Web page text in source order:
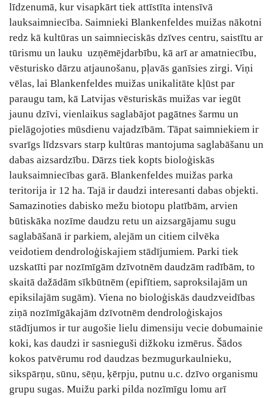
līdzenumā, kur visapkārt tiek attīstīta intensīvā
lauksaimniecība. Saimnieki Blankenfeldes muižas nākotni
redz kā kultūras un saimnieciskās dzīves centru, saistītu ar
tūrismu un lauku uzņēmējdarbību, kā arī ar amatniecību,
vēsturisko dārzu atjaunošanu, pļavās ganīsies zirgi. Viņi
vēlas, lai Blankenfeldes muižas unikalitāte kļūst par
paraugu tam, kā Latvijas vēsturiskās muižas var iegūt
jaunu dzīvi, vienlaikus saglabājot pagātnes šarmu un
pielāgojoties mūsdienu vajadzībām. Tāpat saimniekiem ir
svarīgs līdzsvars starp kultūras mantojuma saglabāšanu un
dabas aizsardzību. Dārzs tiek kopts bioloģiskās
lauksaimniecības garā. Blankenfeldes muižas parka
teritorija ir 12 ha. Tajā ir daudzi interesanti dabas objekti.
Samazinoties dabisko mežu biotopu platībām, arvien
būtiskāka nozīme daudzu retu un aizsargājamu sugu
saglabāšanā ir parkiem, alejām un citiem cilvēka
veidotiem dendroloģiskajiem stādījumiem. Parki tiek
uzskatīti par nozīmīgām dzīvotnēm daudzām radībām, to
skaitā dažādām sīkbūtnēm (epifītiem, saproksilajām un
epiksilajām sugām). Viena no bioloģiskās daudzveidības
ziņā nozīmīgākajām dzīvotnēm dendroloģiskajos
stādījumos ir tur augošie lielu dimensiju vecie dobumainie
koki, kas daudzi ir sasnieguši dižkoku izmērus. Šādos
kokos patvērumu rod daudzas bezmugurkaulnieku,
sikspārņu, sūnu, sēņu, ķērpju, putnu u.c. dzīvo organismu
grupu sugas. Muižu parki pilda nozīmīgu lomu arī